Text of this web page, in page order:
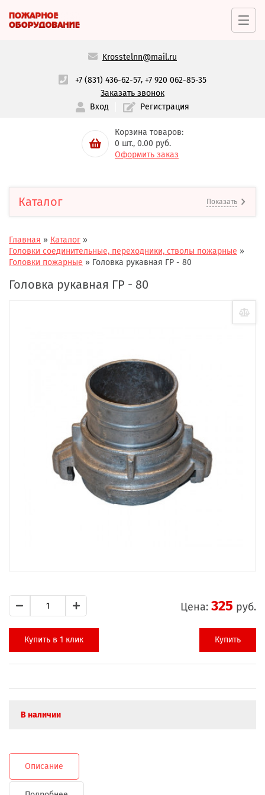
Krosstelnn@mail.ru
+7 (831) 436-62-57,+7 920 062-85-35
Заказать звонок
Вход
Регистрация
Корзина товаров:
0 шт., 0.00 руб.
Оформить заказ
Каталог Показать
Главная » Каталог »
Головки соединительные, переходники, стволы пожарные »
Головки пожарные » Головка рукавная ГР - 80
Головка рукавная ГР - 80
Цена: 325 руб.
Купить в 1 клик Купить
В наличии
Описание